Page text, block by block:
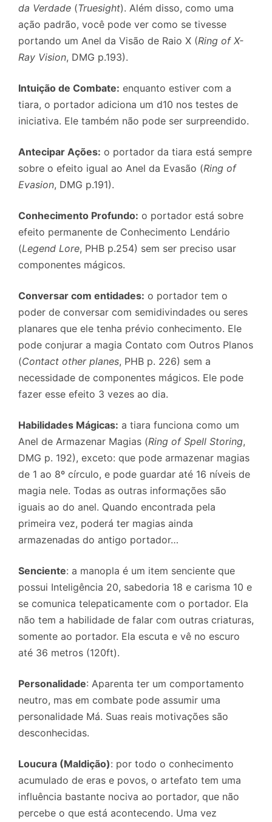
da Verdade (Truesight). Além disso, como uma
ação padrão, você pode ver como se tivesse
portando um Anel da Visão de Raio X (Ring of X-
Ray Vision, DMG p.193).
Intuição de Combate: enquanto estiver com a
tiara, o portador adiciona um d10 nos testes de
iniciativa. Ele também não pode ser surpreendido.
Antecipar Ações: o portador da tiara está sempre
sobre o efeito igual ao Anel da Evasão (Ring of
Evasion, DMG p.191).
Conhecimento Profundo: o portador está sobre
efeito permanente de Conhecimento Lendário
(Legend Lore, PHB p.254) sem ser preciso usar
componentes mágicos.
Conversar com entidades: o portador tem o
poder de conversar com semidivindades ou seres
planares que ele tenha prévio conhecimento. Ele
pode conjurar a magia Contato com Outros Planos
(Contact other planes, PHB p. 226) sem a
necessidade de componentes mágicos. Ele pode
fazer esse efeito 3 vezes ao dia.
Habilidades Mágicas: a tiara funciona como um
Anel de Armazenar Magias (Ring of Spell Storing,
DMG p. 192), exceto: que pode armazenar magias
de 1 ao 8º círculo, e pode guardar até 16 níveis de
magia nele. Todas as outras informações são
iguais ao do anel. Quando encontrada pela
primeira vez, poderá ter magias ainda
armazenadas do antigo portador…
Senciente: a manopla é um item senciente que
possui Inteligência 20, sabedoria 18 e carisma 10 e
se comunica telepaticamente com o portador. Ela
não tem a habilidade de falar com outras criaturas,
somente ao portador. Ela escuta e vê no escuro
até 36 metros (120ft).
Personalidade: Aparenta ter um comportamento
neutro, mas em combate pode assumir uma
personalidade Má. Suas reais motivações são
desconhecidas.
Loucura (Maldição): por todo o conhecimento
acumulado de eras e povos, o artefato tem uma
influência bastante nociva ao portador, que não
percebe o que está acontecendo. Uma vez